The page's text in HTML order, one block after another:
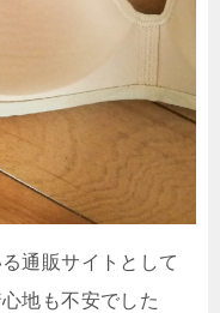
通販サイトとして
地も不安でした